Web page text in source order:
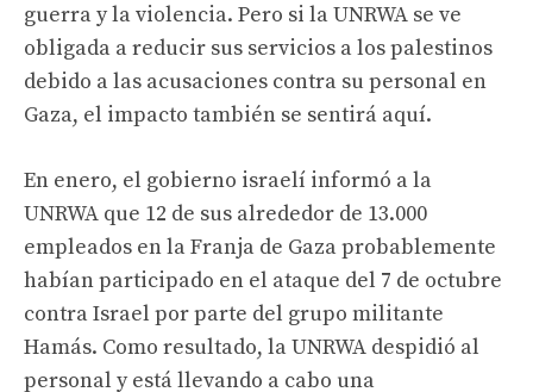
guerra y la violencia. Pero si la UNRWA se ve
obligada a reducir sus servicios a los palestinos
debido a las acusaciones contra su personal en
Gaza, el impacto también se sentirá aquí.
En enero, el gobierno israelí informó a la
UNRWA que 12 de sus alrededor de 13.000
empleados en la Franja de Gaza probablemente
habían participado en el ataque del 7 de octubre
contra Israel por parte del grupo militante
Hamás. Como resultado, la UNRWA despidió al
personal y está llevando a cabo una